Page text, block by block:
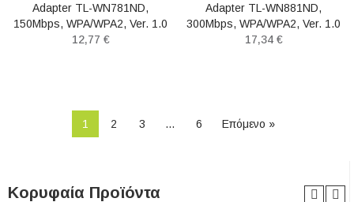
Adapter TL-WN781ND,
150Mbps, WPA/WPA2, Ver. 1.0
12,77 €
Adapter TL-WN881ND,
300Mbps, WPA/WPA2, Ver. 1.0
17,34 €
1 2 3 … 6 Επόμενο »
Κορυφαία Προϊόντα